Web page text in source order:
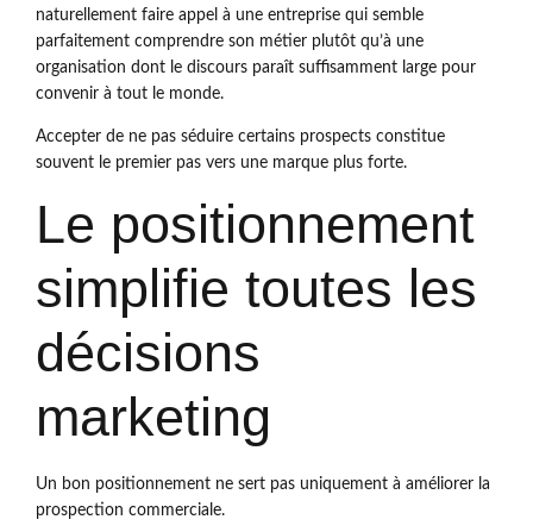
naturellement faire appel à une entreprise qui semble
parfaitement comprendre son métier plutôt qu’à une
organisation dont le discours paraît suffisamment large pour
convenir à tout le monde.
Accepter de ne pas séduire certains prospects constitue
souvent le premier pas vers une marque plus forte.
Le positionnement
simplifie toutes les
décisions
marketing
Un bon positionnement ne sert pas uniquement à améliorer la
prospection commerciale.